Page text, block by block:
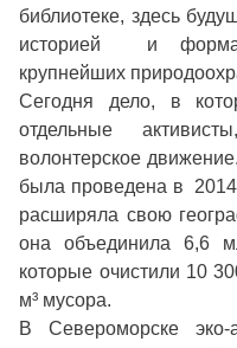
библиотеке, здесь
историей и
крупнейших
Сегодня дело, в
отдельные
волонтерское
была проведена в
расширяла свою
она объединила 6,6
которые очистили 10
м³ мусора.
В Североморске эко-